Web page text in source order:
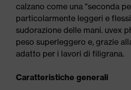
calzano come una "seconda
particolarmente leggeri e
sudorazione delle mani. uvex
peso superleggero e, grazie
adatto per i lavori di filigrana.
Caratteristiche generali